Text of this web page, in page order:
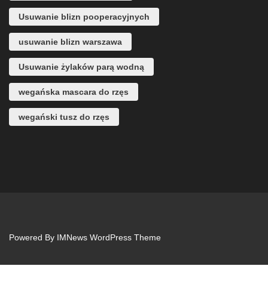
Usuwanie blizn pooperacyjnych
usuwanie blizn warszawa
Usuwanie żylaków parą wodną
wegańska mascara do rzęs
wegański tusz do rzęs
Powered By IMNews WordPress Theme